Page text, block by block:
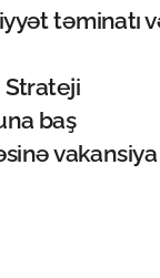
təminatı
baş
vakansiya